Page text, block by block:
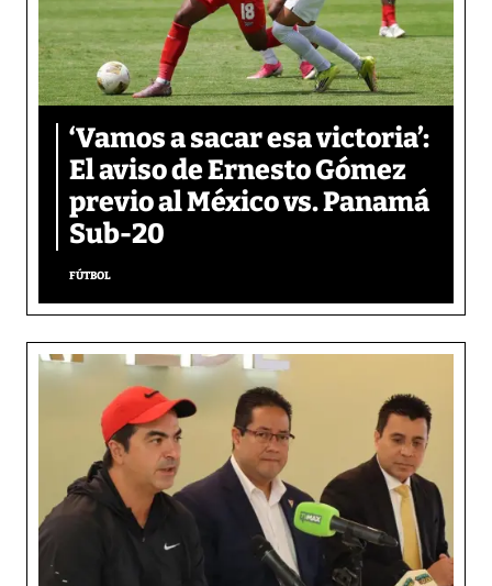
‘Vamos a sacar esa victoria’:
El aviso de Ernesto Gómez
previo al México vs. Panamá
Sub-20
FÚTBOL